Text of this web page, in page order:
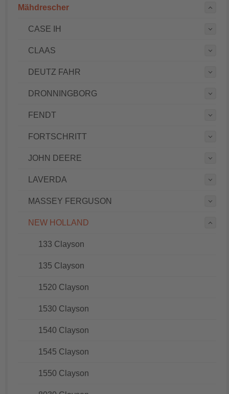
Mähdrescher
CASE IH
CLAAS
DEUTZ FAHR
DRONNINGBORG
FENDT
FORTSCHRITT
JOHN DEERE
LAVERDA
MASSEY FERGUSON
NEW HOLLAND
133 Clayson
135 Clayson
1520 Clayson
1530 Clayson
1540 Clayson
1545 Clayson
1550 Clayson